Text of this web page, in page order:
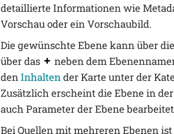
detaillierte Informationen wie
Vorschau oder ein Vorschaubild.
Die gewünschte Ebene kann über
über das
neben dem
den Inhalten der Karte unter der
Zusätzlich erscheint die Ebene in
auch Parameter der Ebene
Bei Quellen mit mehreren Ebenen